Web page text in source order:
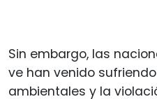
Sin embargo, las
ve han venido
ambientales y la